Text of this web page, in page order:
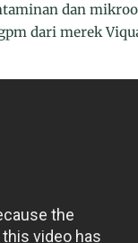
dan
dari merek